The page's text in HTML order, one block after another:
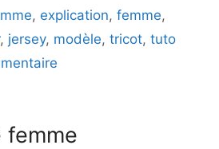
, explication,femme,
, jersey, modèle, tricot, tuto
femme